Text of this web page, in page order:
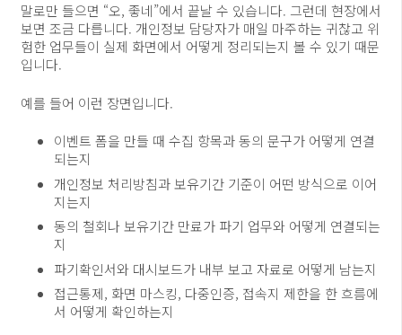
말로만 들으면 “오, 좋네”에서 끝날 수 있습니다. 그런데 현장에서
보면 조금 다릅니다. 개인정보 담당자가 매일 마주하는 귀찮고 위
험한 업무들이 실제 화면에서 어떻게 정리되는지 볼 수 있기 때문
입니다.
예를 들어 이런 장면입니다.
이벤트 폼을 만들 때 수집 항목과 동의 문구가 어떻게 연결
되는지
개인정보 처리방침과 보유기간 기준이 어떤 방식으로 이어
지는지
동의 철회나 보유기간 만료가 파기 업무와 어떻게 연결되는
지
파기확인서와 대시보드가 내부 보고 자료로 어떻게 남는지
접근통제, 화면 마스킹, 다중인증, 접속지 제한을 한 흐름에
서 어떻게 확인하는지